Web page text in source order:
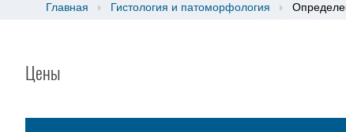
Главная Гистология и патоморфология
Цены